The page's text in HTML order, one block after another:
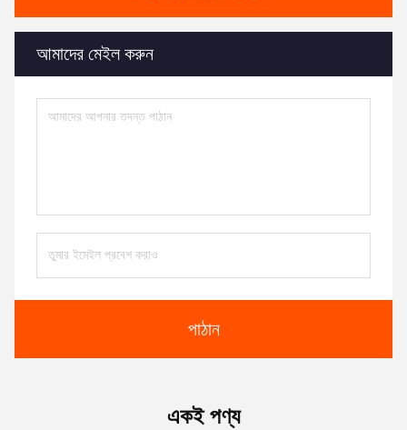
আমাদের মেইল ​​করুন
পাঠান
একই পণ্য